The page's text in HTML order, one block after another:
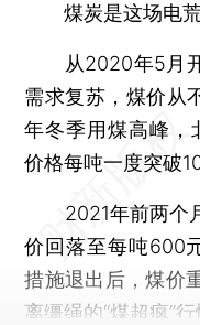
煤炭是这场电荒
从2020年5月开
需求复苏，煤价从
年冬季用煤高峰，
价格每吨一度突破
2021年前两个月
价回落至每吨600
措施退出后，煤价
离缰绳的“煤超疯”行